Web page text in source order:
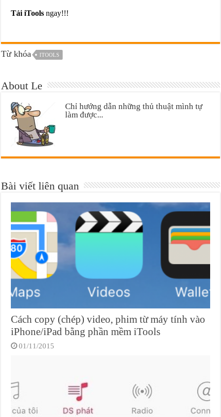
Tải iTools ngay!!!
Từ khóa ITOOLS
About Le
Chỉ hướng dẫn những thủ thuật mình tự
làm được...
Bài viết liên quan
Cách copy (chép) video, phim từ máy tính vào
iPhone/iPad bằng phần mềm iTools
01/11/2015